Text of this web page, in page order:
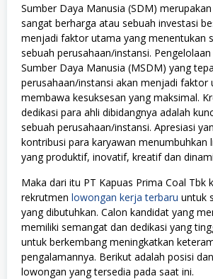
Sumber Daya Manusia (SDM)
sangat berharga atau sebuah investasi
menjadi faktor utama yang menentukan
sebuah perusahaan/instansi.
Sumber Daya Manusia (MSDM) yang
perusahaan/instansi akan menjadi faktor
membawa kesuksesan yang maksimal.
dedikasi para ahli dibidangnya adalah
sebuah perusahaan/instansi. Apresiasi
kontribusi para karyawan menumbuhkan
yang produktif, inovatif, kreatif dan
Maka dari itu PT Kapuas Prima Coal Tbk
rekrutmen lowongan kerja terbaru untuk
yang dibutuhkan. Calon kandidat yang
memiliki semangat dan dedikasi yang
untuk berkembang meningkatkan
pengalamannya. Berikut adalah posisi
lowongan yang tersedia pada saat ini.